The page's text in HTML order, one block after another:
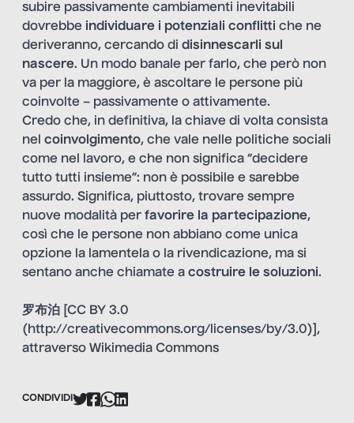
subire passivamente cambiamenti inevitabili
dovrebbe individuare i potenziali conflitti che ne
deriveranno, cercando di disinnescarli sul
nascere. Un modo banale per farlo, che però non
va per la maggiore, è ascoltare le persone più
coinvolte – passivamente o attivamente.
Credo che, in definitiva, la chiave di volta consista
nel coinvolgimento, che vale nelle politiche sociali
come nel lavoro, e che non significa “decidere
tutto tutti insieme”: non è possibile e sarebbe
assurdo. Significa, piuttosto, trovare sempre
nuove modalità per favorire la partecipazione,
così che le persone non abbiano come unica
opzione la lamentela o la rivendicazione, ma si
sentano anche chiamate a costruire le soluzioni.
罗布泊 [CC BY 3.0
(http://creativecommons.org/licenses/by/3.0)],
attraverso Wikimedia Commons
CONDIVIDI